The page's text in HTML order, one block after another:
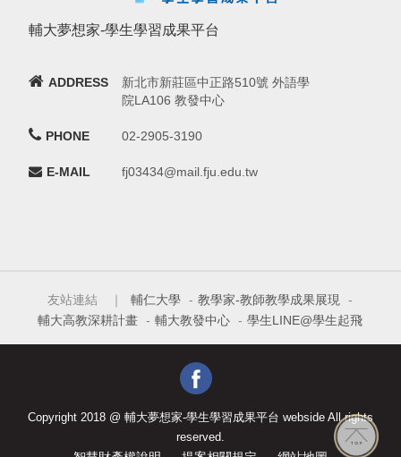
輔大夢想家-學生學習成果平台
ADDRESS
新北市新莊區中正路510號 外語學
院LA106 教發中心
PHONE 02-2905-3190
E-MAIL fj03434@mail.fju.edu.tw
友站連結 ｜ 輔仁大學 - 教學家-教師教學成果展現 -
輔大高教深耕計畫 - 輔大教發中心 - 學生LINE@學生起飛
Copyright 2018 @ 輔大夢想家-學生學習成果平台 webside All rights
reserved.